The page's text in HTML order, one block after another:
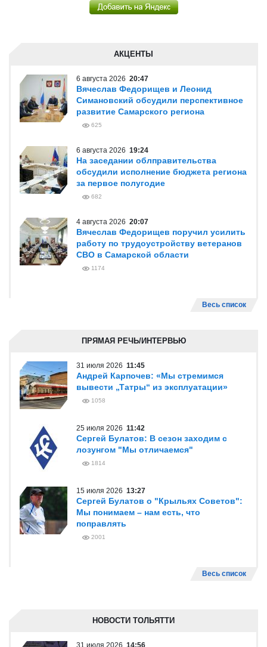
АКЦЕНТЫ
6 августа 2026 20:47
Вячеслав Федорищев и Леонид
Симановский обсудили перспективное
развитие Самарского региона
625
6 августа 2026 19:24
На заседании облправительства
обсудили исполнение бюджета региона
за первое полугодие
682
4 августа 2026 20:07
Вячеслав Федорищев поручил усилить
работу по трудоустройству ветеранов
СВО в Самарской области
1174
Весь список
ПРЯМАЯ РЕЧЬ/ИНТЕРВЬЮ
31 июля 2026 11:45
Андрей Карпочев: «Мы стремимся
вывести „Татры“ из эксплуатации»
1058
25 июля 2026 11:42
Сергей Булатов: В сезон заходим с
лозунгом "Мы отличаемся"
1814
15 июля 2026 13:27
Сергей Булатов о "Крыльях Советов":
Мы понимаем – нам есть, что
поправлять
2001
Весь список
НОВОСТИ ТОЛЬЯТТИ
31 июля 2026 14:56